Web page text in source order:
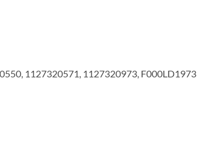
1127320571, 1127320973, F000LD1973